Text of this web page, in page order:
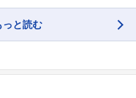
た
っと読む